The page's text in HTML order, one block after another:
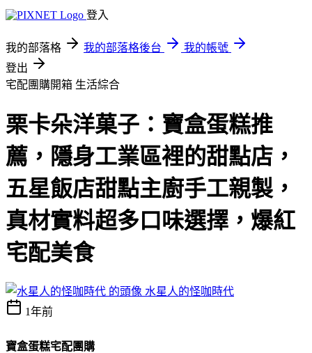
登入
我的部落格 我的部落格後台
我的帳號
登出
宅配團購開箱 生活綜合
栗卡朵洋菓子：寶盒蛋糕推
薦，隱身工業區裡的甜點店，
五星飯店甜點主廚手工親製，
真材實料超多口味選擇，爆紅
宅配美食
水星人的怪咖時代
1年前
寶盒蛋糕宅配團購